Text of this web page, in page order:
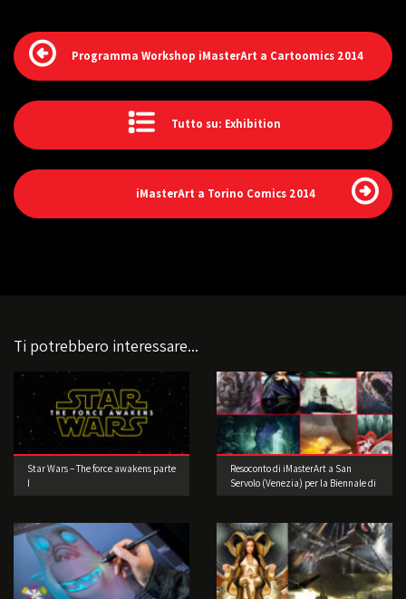
Programma Workshop iMasterArt a Cartoomics 2014
Tutto su: Exhibition
iMasterArt a Torino Comics 2014
Ti potrebbero interessare...
Star Wars – The force awakens parte
I
Resoconto di iMasterArt a San
Servolo (Venezia) per la Biennale di